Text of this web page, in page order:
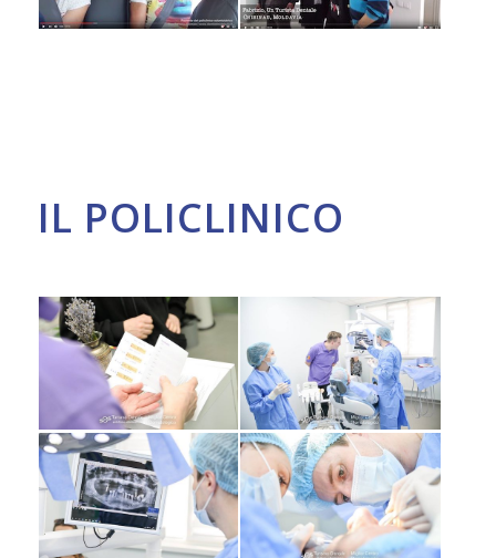
IL POLICLINICO